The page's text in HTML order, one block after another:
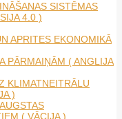
SISTĒMAS
4.0 )
APRITES EKONOMIKĀ
PĀRMAIŅĀM ( ANGLIJA
KLIMATNEITRĀLU
)
( VĀCIJA )